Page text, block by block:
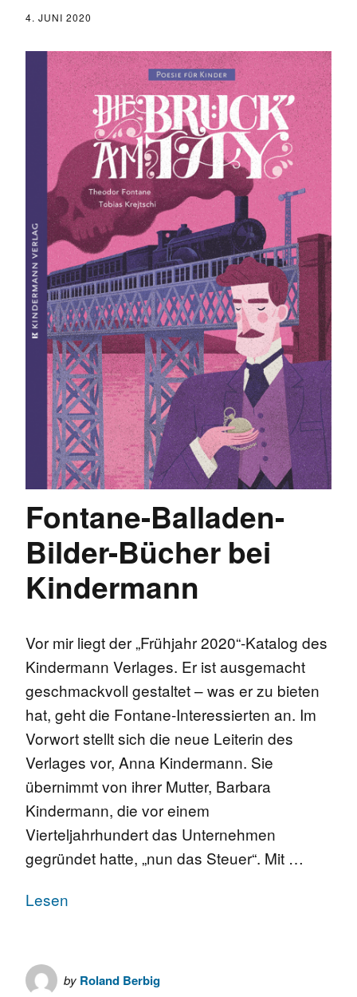
4. JUNI 2020
Fontane-Balladen-
Bilder-Bücher bei
Kindermann
Vor mir liegt der „Frühjahr 2020“-Katalog des
Kindermann Verlages. Er ist ausgemacht
geschmackvoll gestaltet – was er zu bieten
hat, geht die Fontane-Interessierten an. Im
Vorwort stellt sich die neue Leiterin des
Verlages vor, Anna Kindermann. Sie
übernimmt von ihrer Mutter, Barbara
Kindermann, die vor einem
Vierteljahrhundert das Unternehmen
gegründet hatte, „nun das Steuer“. Mit …
Lesen
by Roland Berbig